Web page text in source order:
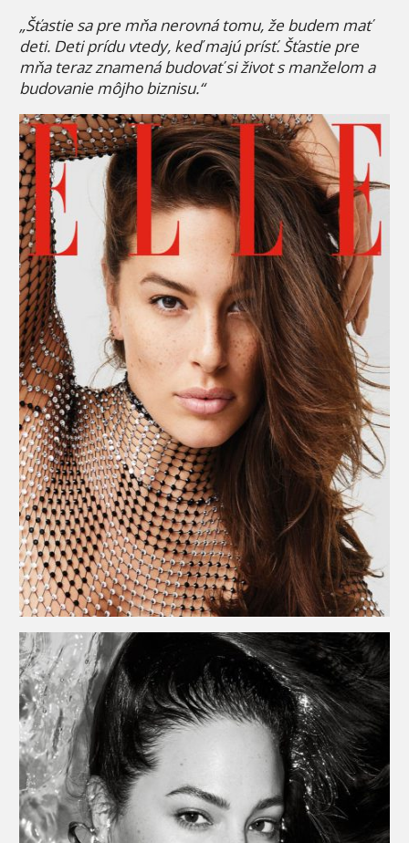
„Šťastie sa pre mňa nerovná tomu, že budem mať
deti. Deti prídu vtedy, keď majú prísť. Šťastie pre
mňa teraz znamená budovať si život s manželom a
budovanie môjho biznisu.“